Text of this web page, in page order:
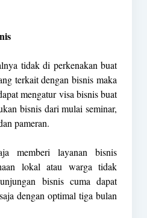
tidak di perkenakan buat
terkait dengan bisnis maka
mengatur visa bisnis buat
bisnis dari mulai seminar,
pameran.
memberi layanan bisnis
lokal atau warga tidak
bisnis cuma dapat
dengan optimal tiga bulan